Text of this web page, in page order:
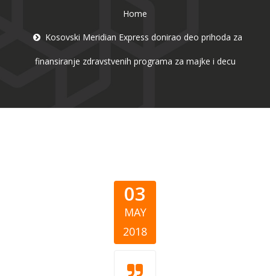
Home
Kosovski Meridian Express donirao deo prihoda za
finansiranje zdravstvenih programa za majke i decu
03
MAY
2018